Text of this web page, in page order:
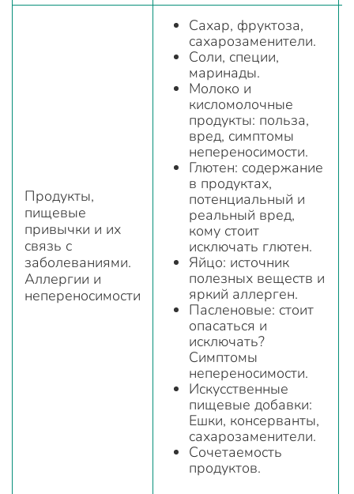
Продукты,
пищевые
привычки и их
связь с
заболеваниями.
Аллергии и
непереносимости
Сахар, фруктоза,
сахарозаменители.
Соли, специи,
маринады.
Молоко и
кисломолочные
продукты: польза,
вред, симптомы
непереносимости.
Глютен: содержание
в продуктах,
потенциальный и
реальный вред,
кому стоит
исключать глютен.
Яйцо: источник
полезных веществ и
яркий аллерген.
Пасленовые: стоит
опасаться и
исключать?
Симптомы
непереносимости.
Искусственные
пищевые добавки:
Ешки, консерванты,
сахарозаменители.
Сочетаемость
продуктов.